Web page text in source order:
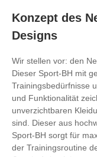
Konzept des
Designs
Wir stellen vor: den
Dieser Sport-BH mit
Trainingsbedürfnisse
und Funktionalität
unverzichtbaren
sind. Dieser aus
Sport-BH sorgt für
der Trainingsroutine